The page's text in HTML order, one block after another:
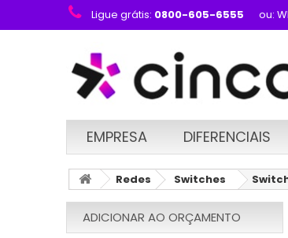
Ligue grátis: 0800-605-6555 ou:
EMPRESA DIFERENCIAIS
Redes Switches
ADICIONAR AO ORÇAMENTO